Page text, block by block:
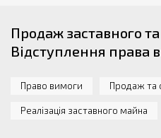
Продаж заставного
Відступлення права
Право вимоги Продаж та
Реалізація заставного майна